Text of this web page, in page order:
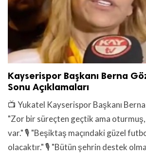
Kayserispor Başkanı Berna
Sonu Açıklamaları
📺 Yukatel Kayserispor Başkanı Berna
"Zor bir süreçten geçtik ama
var." 🎙 "Beşiktaş maçındaki güzel
olacaktır." 🎙 "Bütün şehrin destek